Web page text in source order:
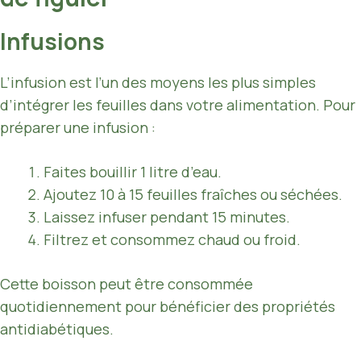
Infusions
L’infusion est l’un des moyens les plus simples
d’intégrer les feuilles dans votre alimentation. Pour
préparer une infusion :
Faites bouillir 1 litre d’eau.
Ajoutez 10 à 15 feuilles fraîches ou séchées.
Laissez infuser pendant 15 minutes.
Filtrez et consommez chaud ou froid.
Cette boisson peut être consommée
quotidiennement pour bénéficier des propriétés
antidiabétiques.